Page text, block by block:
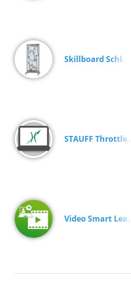
Skillboard Schl…
STAUFF Throttle…
Video Smart Lea…